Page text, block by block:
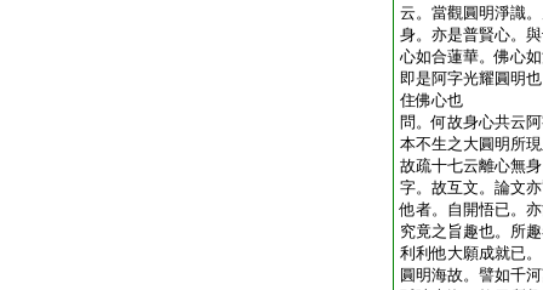
云。當觀圓明淨識
身。亦是普賢心。
心如合蓮華。佛心
即是阿字光耀圓明
住佛心也
問。何故身心共云
本不生之大圓明所
故疏十七云離心無
字。故互文。論文
他者。自開悟已。
究竟之旨趣也。所
利利他大願成就已
圓明海故。譬如千